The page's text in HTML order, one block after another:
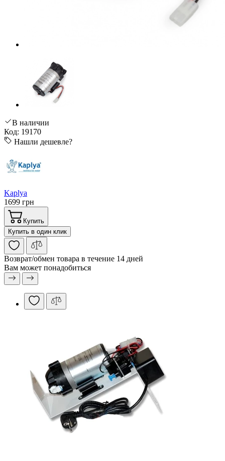
В наличии
Код: 19170
Нашли дешевле?
Kaplya
1699 грн
Купить
Купить в один клик
Возврат/обмен товара в течение 14 дней
Вам может понадобиться